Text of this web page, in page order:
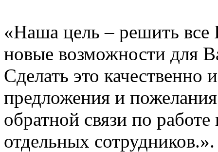
«Наша цель – решить все
новые возможности для
Сделать это
предложения и
обратной связи по
отдельных сотрудников.».